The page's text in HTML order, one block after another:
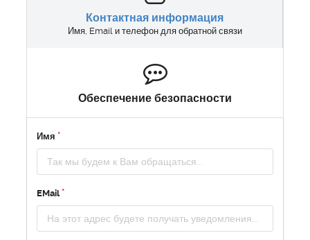
Контактная информация
Имя, Email и телефон для обратной связи
Обеспечение безопасности
Имя
EMail